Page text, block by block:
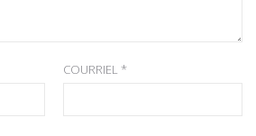
COURRIEL *